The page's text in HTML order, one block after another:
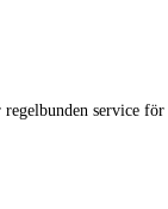
regelbunden service